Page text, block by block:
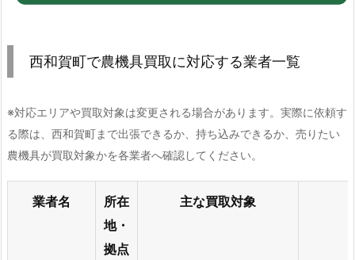
西和賀町で農機具買取に対応する業者一覧
※対応エリアや買取対象は変更される場合があります。実際に依頼す
る際は、西和賀町まで出張できるか、持ち込みできるか、売りたい
農機具が買取対象かを各業者へ確認してください。
業者名
所在
地・
拠点
主な買取対象